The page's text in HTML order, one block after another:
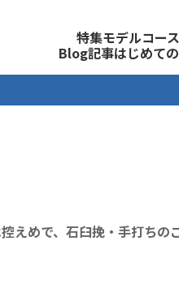
サイ
特集モデルコース
Blog記事はじめて
えめで、石臼挽・手打ちの